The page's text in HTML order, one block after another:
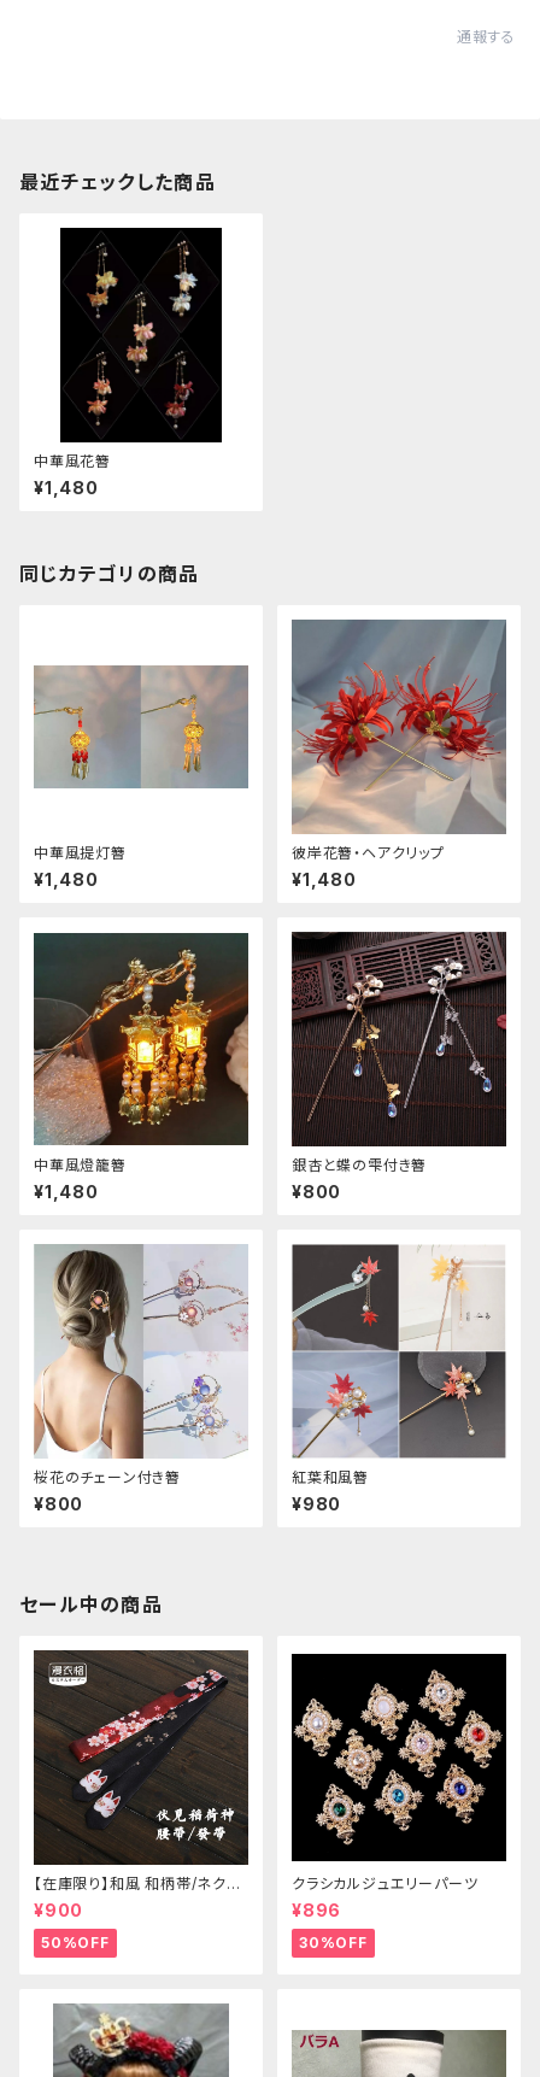
通報する
最近チェックした商品
中華風花簪
¥1,480
同じカテゴリの商品
中華風提灯簪
¥1,480
彼岸花簪・ヘアクリップ
¥1,480
中華風燈籠簪
¥1,480
銀杏と蝶の雫付き簪
¥800
桜花のチェーン付き簪
¥800
紅葉和風簪
¥980
セール中の商品
【在庫限り】和風 和柄帯/ネクタ
イ/リボン（狐面/金魚
¥900
50%OFF
クラシカルジュエリーパーツ
¥896
30%OFF